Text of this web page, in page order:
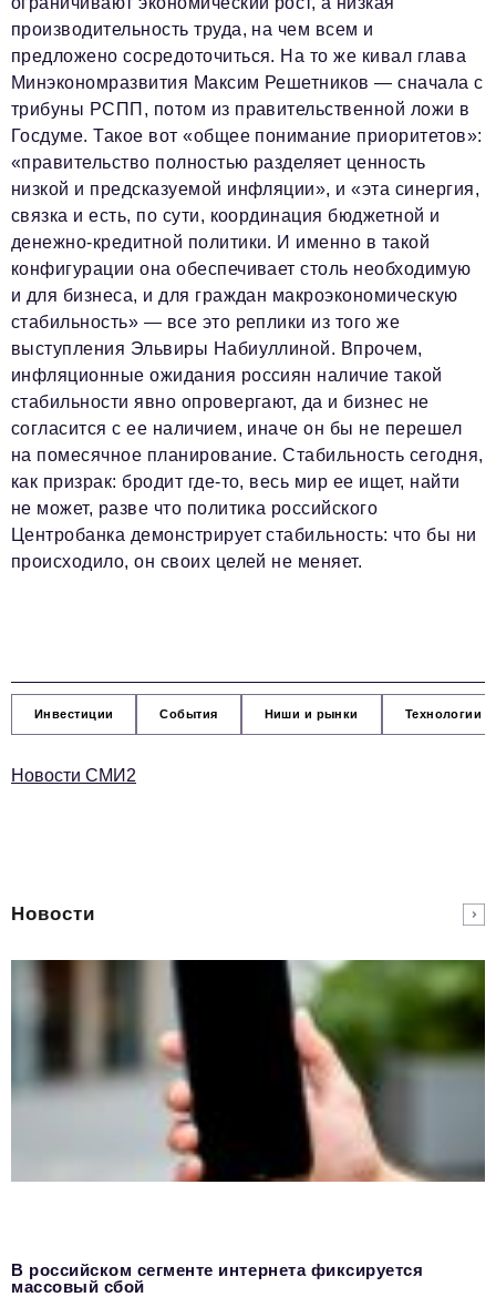
производительность труда, на чем всем и
предложено сосредоточиться. На то же кивал глава
Минэкономразвития Максим Решетников — сначала с
трибуны РСПП, потом из правительственной ложи в
Госдуме. Такое вот «общее понимание приоритетов»:
«правительство полностью разделяет ценность
низкой и предсказуемой инфляции», и «эта синергия,
связка и есть, по сути, координация бюджетной и
денежно-кредитной политики. И именно в такой
конфигурации она обеспечивает столь необходимую
и для бизнеса, и для граждан макроэкономическую
стабильность» — все это реплики из того же
выступления Эльвиры Набиуллиной. Впрочем,
инфляционные ожидания россиян наличие такой
стабильности явно опровергают, да и бизнес не
согласится с ее наличием, иначе он бы не перешел
на помесячное планирование. Стабильность сегодня,
как призрак: бродит где-то, весь мир ее ищет, найти
не может, разве что политика российского
Центробанка демонстрирует стабильность: что бы ни
происходило, он своих целей не меняет.
Инвестиции События Ниши и рынки Технологии
Новости СМИ2
Новости
В российском сегменте интернета фиксируется
массовый сбой